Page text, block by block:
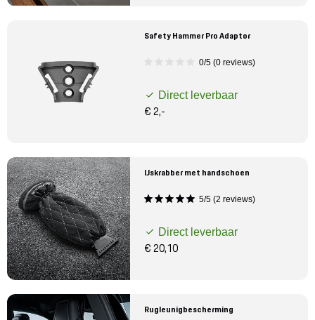
Safety Hammer Pro Adaptor
0/5 (0 reviews)
Direct leverbaar
€ 2,-
IJskrabber met handschoen
5/5 (2 reviews)
Direct leverbaar
€ 20,10
Rugleunigbescherming